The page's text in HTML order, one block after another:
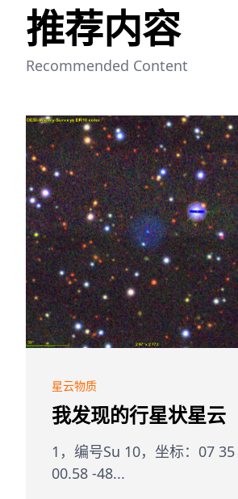
推荐内容
Recommended Content
星云物质
我发现的行星状星云
1，编号Su 10，坐标：07 35
00.58 -48...